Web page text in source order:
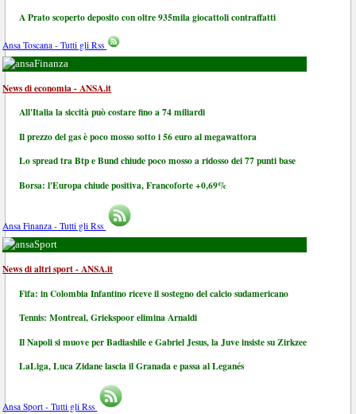
A Prato scoperto deposito con oltre 935mila giocattoli contraffatti
Ansa Toscana - Tutti gli Rss
Finanza
News di economia - ANSA.it
All'Italia la siccità può costare fino a 74 miliardi
Il prezzo del gas è poco mosso sotto i 56 euro al megawattora
Lo spread tra Btp e Bund chiude poco mosso a ridosso dei 77 punti base
Borsa: l'Europa chiude positiva, Francoforte +0,69%
Ansa Finanza - Tutti gli Rss
Sport
News di altri sport - ANSA.it
Fifa: in Colombia Infantino riceve il sostegno del calcio sudamericano
Tennis: Montreal, Griekspoor elimina Arnaldi
Il Napoli si muove per Badiashile e Gabriel Jesus, la Juve insiste su Zirkzee
LaLiga, Luca Zidane lascia il Granada e passa al Leganés
Ansa Sport - Tutti gli Rss